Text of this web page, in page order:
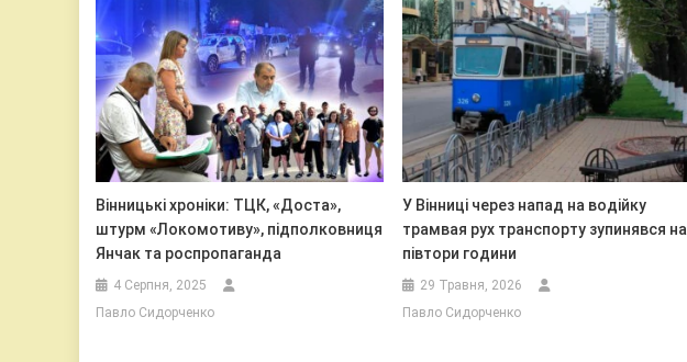
Вінницькі хроніки: ТЦК, «Доста»,
штурм «Локомотиву», підполковниця
Янчак та роспропаганда
4 Серпня, 2025
Павло Сидорченко
У Вінниці через напад на водійку
трамвая рух транспорту зупинявся на
півтори години
29 Травня, 2026
Павло Сидорченко